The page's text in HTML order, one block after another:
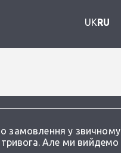
замовлення у звичному
Але ми вийдемо
UKRU